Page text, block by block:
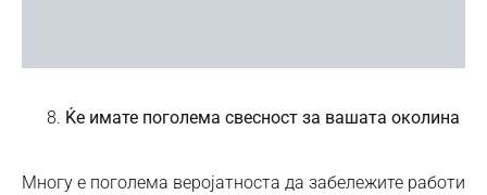
Ќе имате поголема свесност за вашата околина
Многу е поголема веројатноста да забележите работи